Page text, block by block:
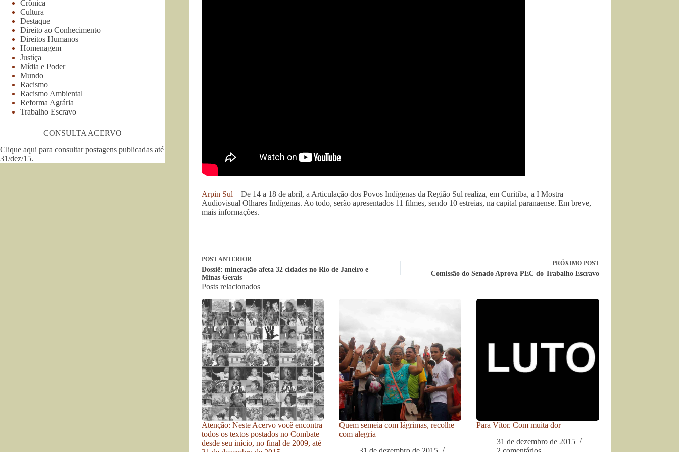
Arpin Sul – De 14 a 18 de abril, a Articulação dos Povos Indígenas da Região Sul realiza, em Curitiba, a I Mostra
Audiovisual Olhares Indígenas. Ao todo, serão apresentados 11 filmes, sendo 10 estreias, na capital paranaense. Em breve,
mais informações.
POSTANTERIOR
Dossiê: mineração afeta 32 cidades no Rio de Janeiro e
Minas Gerais
PRÓXIMO POST
Comissão do Senado Aprova PEC do Trabalho Escravo
Posts relacionados
Atenção: Neste Acervo você encontra
todos os textos postados no Combate
desde seu início, no final de 2009, até
Quem semeia com lágrimas, recolhe
com alegria
Para Vítor. Com muita dor
31 de dezembro de 2015
Crônica
Cultura
Destaque
Direito ao Conhecimento
Direitos Humanos
Homenagem
Justiça
Mídia e Poder
Mundo
Racismo
Racismo Ambiental
Reforma Agrária
Trabalho Escravo
CONSULTA ACERVO
Clique aqui para consultar postagens publicadas até
31/dez/15.